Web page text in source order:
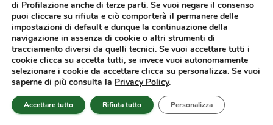
Rendimento 15% OGNI Anno: TRUFFA o Realtà?
di Profilazione anche di terze parti. Se vuoi negare il consenso
puoi cliccare su rifiuta e ciò comporterà il permanere delle
impostazioni di default e dunque la continuazione della
navigazione in assenza di cookie o altri strumenti di
tracciamento diversi da quelli tecnici. Se vuoi accettare tutti i
cookie clicca su accetta tutti, se invece vuoi autonomamente
selezionare i cookie da accettare clicca su personalizza. Se vuoi
saperne di più consulta la Privacy Policy.
Accettare tutto Rifiuta tutto Personalizza